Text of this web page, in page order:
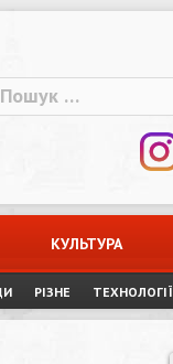
КУЛЬТУРА
РІЗНЕ ТЕХНОЛОГІЇ